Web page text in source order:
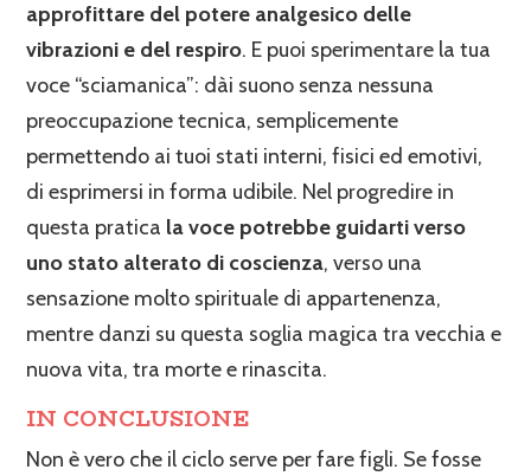
approfittare del potere analgesico delle
vibrazioni e del respiro. E puoi sperimentare la tua
voce “sciamanica”: dài suono senza nessuna
preoccupazione tecnica, semplicemente
permettendo ai tuoi stati interni, fisici ed emotivi,
di esprimersi in forma udibile. Nel progredire in
questa pratica la voce potrebbe guidarti verso
uno stato alterato di coscienza, verso una
sensazione molto spirituale di appartenenza,
mentre danzi su questa soglia magica tra vecchia e
nuova vita, tra morte e rinascita.
IN CONCLUSIONE
Non è vero che il ciclo serve per fare figli. Se fosse